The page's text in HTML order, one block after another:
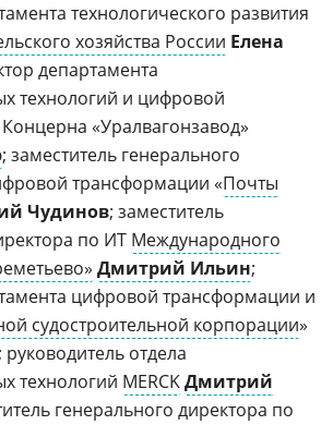
технологического развития
хозяйства России Елена
департамента
технологий и цифровой
«Уралвагонзавод»
; заместитель генерального
трансформации «Почты
Чудинов; заместитель
по ИТ Международного
Дмитрий Ильин;
цифровой трансформации и
судостроительной корпорации»
; руководитель отдела
технологий MERCKДмитрий
генерального директора по